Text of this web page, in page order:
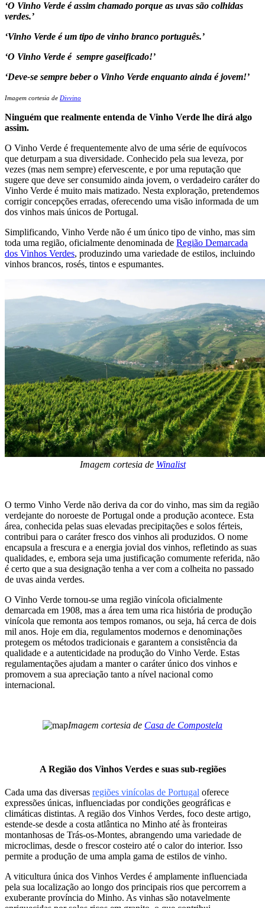
‘O Vinho Verde é assim chamado porque as uvas são colhidas
verdes.’
‘Vinho Verde é um tipo de vinho branco português.’
‘O Vinho Verde é sempre gaseificado!’
‘Deve-se sempre beber o Vinho Verde enquanto ainda é jovem!’
Imagem cortesia de Divvino
Ninguém que realmente entenda de Vinho Verde lhe dirá algo
assim.
O Vinho Verde é frequentemente alvo de uma série de equívocos
que deturpam a sua diversidade. Conhecido pela sua leveza, por
vezes (mas nem sempre) efervescente, e por uma reputação que
sugere que deve ser consumido ainda jovem, o verdadeiro caráter do
Vinho Verde é muito mais matizado. Nesta exploração, pretendemos
corrigir concepções erradas, oferecendo uma visão informada de um
dos vinhos mais únicos de Portugal.
Simplificando, Vinho Verde não é um único tipo de vinho, mas sim
toda uma região, oficialmente denominada de Região Demarcada
dos Vinhos Verdes, produzindo uma variedade de estilos, incluindo
vinhos brancos, rosés, tintos e espumantes.
Imagem cortesia de Winalist
O termo Vinho Verde não deriva da cor do vinho, mas sim da região
verdejante do noroeste de Portugal onde a produção acontece. Esta
área, conhecida pelas suas elevadas precipitações e solos férteis,
contribui para o caráter fresco dos vinhos ali produzidos. O nome
encapsula a frescura e a energia jovial dos vinhos, refletindo as suas
qualidades, e, embora seja uma justificação comumente referida, não
é certo que a sua designação tenha a ver com a colheita no passado
de uvas ainda verdes.
O Vinho Verde tornou-se uma região vinícola oficialmente
demarcada em 1908, mas a área tem uma rica história de produção
vinícola que remonta aos tempos romanos, ou seja, há cerca de dois
mil anos. Hoje em dia, regulamentos modernos e denominações
protegem os métodos tradicionais e garantem a consistência da
qualidade e a autenticidade na produção do Vinho Verde. Estas
regulamentações ajudam a manter o caráter único dos vinhos e
promovem a sua apreciação tanto a nível nacional como
internacional.
Imagem cortesia de Casa de Compostela
A Região dos Vinhos Verdes e suas sub-regiões
Cada uma das diversas regiões vinícolas de Portugal oferece
expressões únicas, influenciadas por condições geográficas e
climáticas distintas. A região dos Vinhos Verdes, foco deste artigo,
estende-se desde a costa atlântica no Minho até às fronteiras
montanhosas de Trás-os-Montes, abrangendo uma variedade de
microclimas, desde o frescor costeiro até o calor do interior. Isso
permite a produção de uma ampla gama de estilos de vinho.
A viticultura única dos Vinhos Verdes é amplamente influenciada
pela sua localização ao longo dos principais rios que percorrem a
exuberante província do Minho. As vinhas são notavelmente